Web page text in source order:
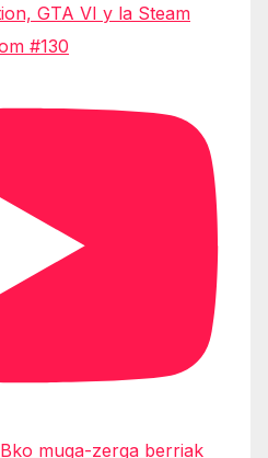
GTA VI y la Steam
#130
muga-zerga berriak